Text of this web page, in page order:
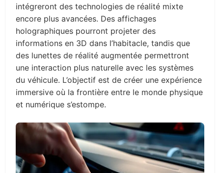
intégreront des technologies de réalité mixte
encore plus avancées. Des affichages
holographiques pourront projeter des
informations en 3D dans l’habitacle, tandis que
des lunettes de réalité augmentée permettront
une interaction plus naturelle avec les systèmes
du véhicule. L’objectif est de créer une expérience
immersive où la frontière entre le monde physique
et numérique s’estompe.